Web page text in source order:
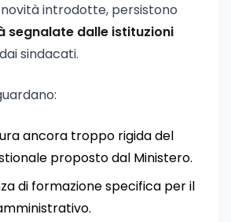
introdotte, persistono
segnalate dalle istituzioni
sindacati.
ancora troppo rigida del
proposto dal Ministero.
di formazione specifica per il